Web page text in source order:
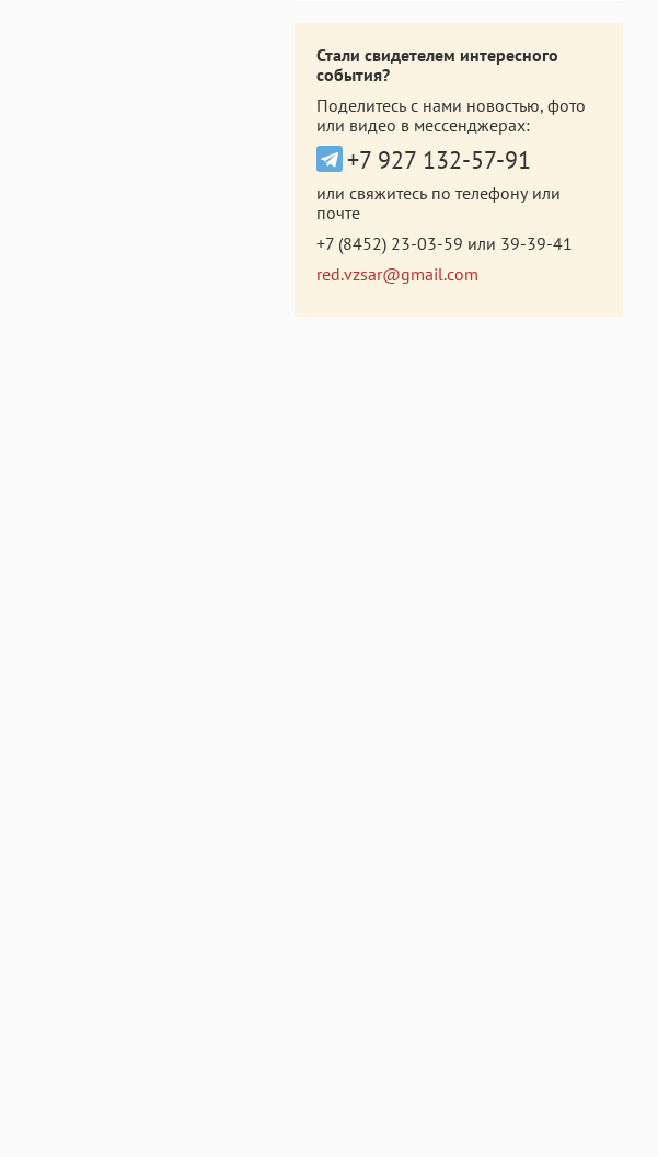
Стали свидетелем интересного
события?
Поделитесь с нами новостью, фото
или видео в мессенджерах:
+7 927 132-57-91
или свяжитесь по телефону или
почте
+7 (8452) 23-03-59 или 39-39-41
red.vzsar@gmail.com